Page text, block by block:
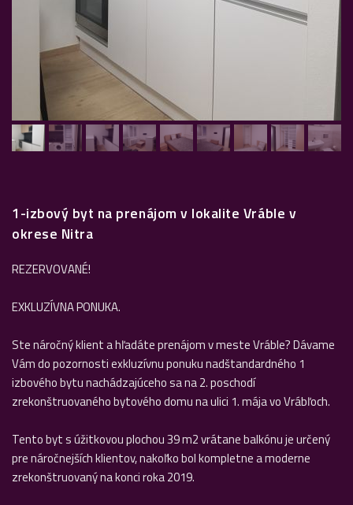
1-izbový byt na prenájom v lokalite Vráble v
okrese Nitra
REZERVOVANÉ!
EXKLUZÍVNA PONUKA.
Ste náročný klient a hľadáte prenájom v meste Vráble? Dávame
Vám do pozornosti exkluzívnu ponuku nadštandardného 1
izbového bytu nachádzajúceho sa na 2. poschodí
zrekonštruovaného bytového domu na ulici 1. mája vo Vrábľoch.
Tento byt s úžitkovou plochou 39 m2 vrátane balkónu je určený
pre náročnejších klientov, nakoľko bol kompletne a moderne
zrekonštruovaný na konci roka 2019.